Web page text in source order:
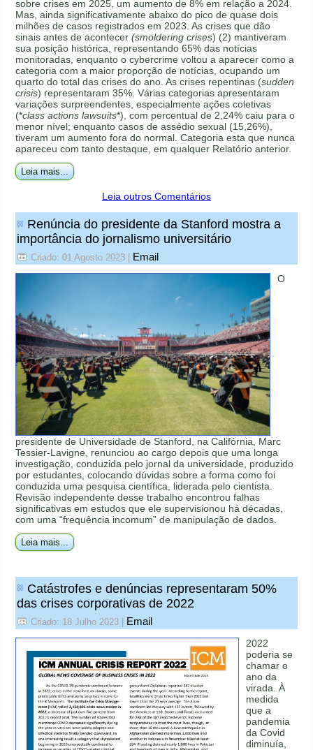
sobre crises em 2025, um aumento de 8% em relação a 2024.
Mas, ainda significativamente abaixo do pico de quase dois
milhões de casos registrados em 2023. As crises que dão
sinais antes de acontecer(smoldering crises) (2) mantiveram
sua posição histórica, representando 65% das notícias
monitoradas, enquanto o cybercrime voltou a aparecer como a
categoria com a maior proporção de notícias, ocupando um
quarto do total das crises do ano. As crises repentinas (sudden
crisis) representaram 35%. Várias categorias apresentaram
variações surpreendentes, especialmente ações coletivas
(*class actions lawsuits*), com percentual de 2,24% caiu para o
menor nível; enquanto casos de assédio sexual (15,26%),
tiveram um aumento fora do normal. Categoria esta que nunca
apareceu com tanto destaque, em qualquer Relatório anterior.
Leia mais...
Leia outros Comentários
Renúncia do presidente da Stanford mostra a
importância do jornalismo universitário
Criado: 01 Agosto 2023 Email
O
presidente de Universidade de Stanford, na Califórnia, Marc
Tessier-Lavigne, renunciou ao cargo depois que uma longa
investigação, conduzida pelo jornal da universidade, produzido
por estudantes, colocando dúvidas sobre a forma como foi
conduzida uma pesquisa científica, liderada pelo cientista.
Revisão independente desse trabalho encontrou falhas
significativas em estudos que ele supervisionou há décadas,
com uma “frequência incomum” de manipulação de dados.
Leia mais...
Catástrofes e denúncias representaram 50%
das crises corporativas de 2022
Criado: 18 Julho 2023 | Email
2022
poderia se
chamar o
ano da
virada. À
medida
que a
pandemia
da Covid
diminuía,